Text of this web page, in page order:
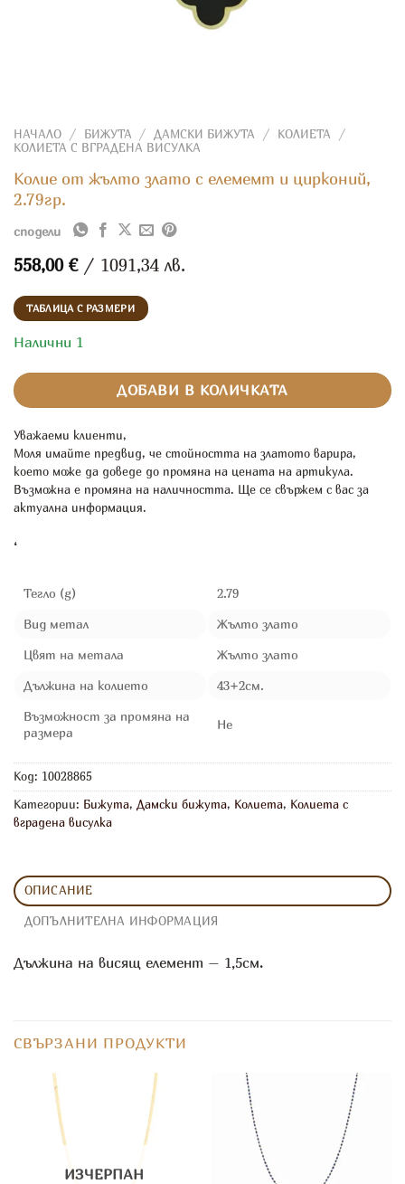
НАЧАЛО / БИЖУТА / ДАМСКИ БИЖУТА / КОЛИЕТА
/
КОЛИЕТА С ВГРАДЕНА ВИСУЛКА
Колие от жълто злато с елемемт и цирконий,
2.79гр.
сподели
558,00 €/ 1091,34 лв.
ТАБЛИЦА С РАЗМЕРИ
Налични 1
ДОБАВИ В КОЛИЧКАТА
Уважаеми клиенти,
Моля имайте предвид, че стойността на златото варира,
което може да доведе до промяна на цената на артикула.
Възможна е промяна на наличността. Ще се свържем с вас за
актуална информация.
‘
Тегло (g)
2.79
Вид метал
Жълто злато
Цвят на метала
Жълто злато
Дължина на колието
43+2см.
Възможност за промяна на
размера
Не
Код: 10028865
Категории: Бижута, Дамски бижута, Колиета, Колиета с
вградена висулка
ОПИСАНИЕ
ДОПЪЛНИТЕЛНА ИНФОРМАЦИЯ
Дължина на висящ елемент – 1,5см.
СВЪРЗАНИ ПРОДУКТИ
ИЗЧЕРПАН